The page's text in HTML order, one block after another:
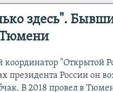
здесь".
координатор "Открытой
президента России он
В 2018 провел в